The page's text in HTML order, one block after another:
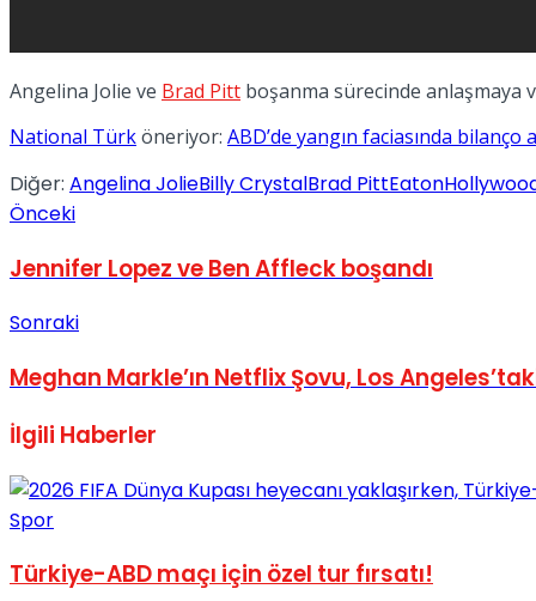
No Result
View All Result
Angelina Jolie ve Brad Pitt boşanma sürecinde anlaşmaya
National Türköneriyor: ABD’de yangın faciasında bilanço
Diğer: Angelina JolieBilly CrystalBrad PittEaton
Önceki
Jennifer Lopez ve Ben Affleck boşandı
Sonraki
Meghan Markle’ın Netflix Şovu, Los
İlgili Haberler
Spor
Türkiye-ABD maçı için özel tur fırsatı!